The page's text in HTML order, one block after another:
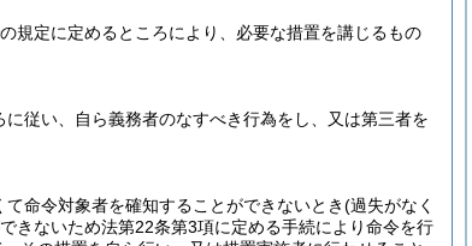
規定に定めるところにより、必要な措置を講じるもの
に従い、自ら義務者のなすべき行為をし、又は第三者を
命令対象者を確知することができないとき(過失がなく
きないため法第22条第3項に定める手続により命令を行